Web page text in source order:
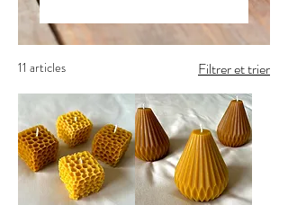
11 articles Filtrer et trier